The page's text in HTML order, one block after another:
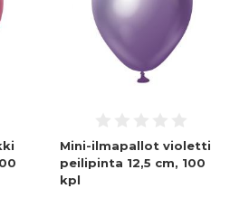
Mini-ilmapallot violetti
peilipinta 12,5 cm, 100
kpl